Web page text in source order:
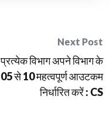
Next Post
प्रत्येक विभाग अपने विभाग के
05 से 10 महत्वपूर्ण आउटकम
निर्धारित करें : CS